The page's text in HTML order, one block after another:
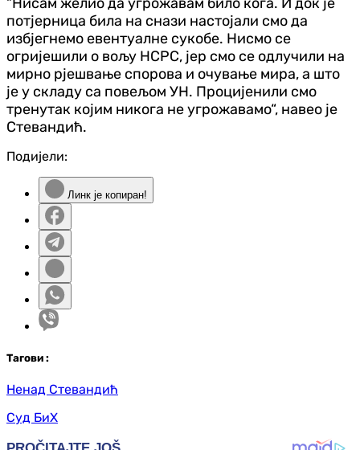
потјерница била на снази настојали смо да
избјегнемо евентуалне сукобе. Нисмо се
огријешили о вољу НСРС, јер смо се одлучили на
мирно рјешвање спорова и очување мира, а што
је у складу са повељом УН. Процијенили смо
тренутак којим никога не угрожавамо“, навео је
Стевандић.
Подијели:
Линк је копиран!
Тагови :
Ненад Стевандић
Суд БиХ